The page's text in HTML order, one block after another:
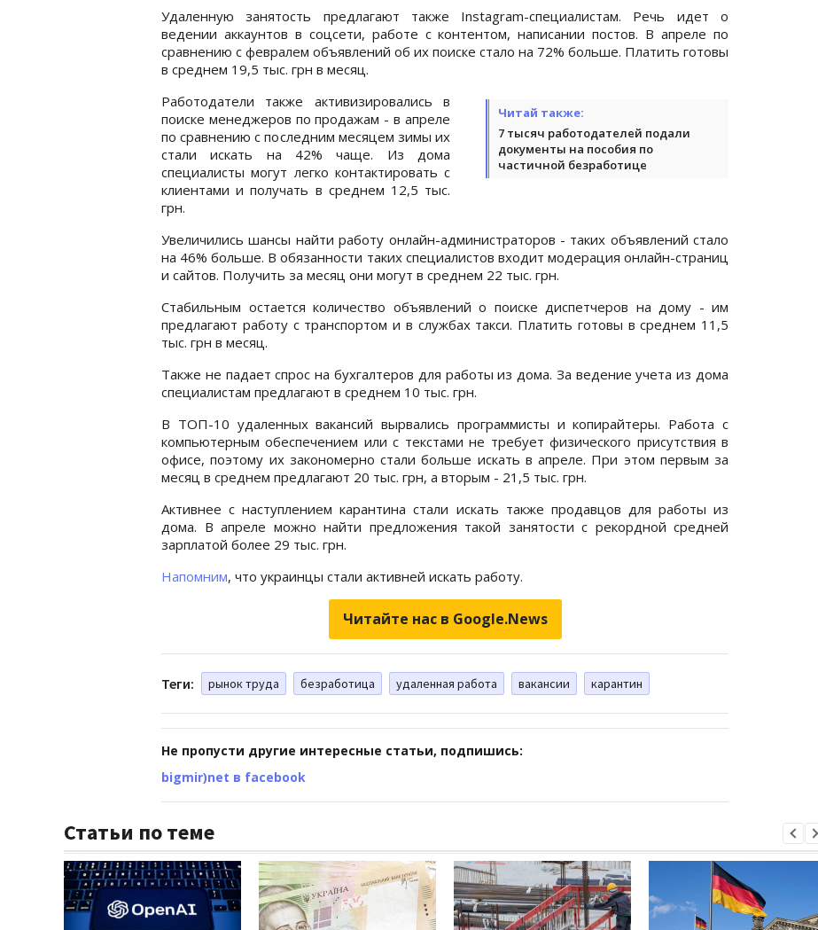
Удаленную занятость предлагают также Instagram-специалистам. Речь идет о
ведении аккаунтов в соцсети, работе с контентом, написании постов. В апреле по
сравнению с февралем объявлений об их поиске стало на 72% больше. Платить готовы
в среднем 19,5 тыс. грн в месяц.
Читай также:
7 тысяч работодателей подали
документы на пособия по
частичной безработице
Работодатели также активизировались в
поиске менеджеров по продажам - в апреле
по сравнению с последним месяцем зимы их
стали искать на 42% чаще. Из дома
специалисты могут легко контактировать с
клиентами и получать в среднем 12,5 тыс.
грн.
Увеличились шансы найти работу онлайн-администраторов - таких объявлений стало
на 46% больше. В обязанности таких специалистов входит модерация онлайн-страниц
и сайтов. Получить за месяц они могут в среднем 22 тыс. грн.
Стабильным остается количество объявлений о поиске диспетчеров на дому - им
предлагают работу с транспортом и в службах такси. Платить готовы в среднем 11,5
тыс. грн в месяц.
Также не падает спрос на бухгалтеров для работы из дома. За ведение учета из дома
специалистам предлагают в среднем 10 тыс. грн.
В ТОП-10 удаленных вакансий вырвались программисты и копирайтеры. Работа с
компьютерным обеспечением или с текстами не требует физического присутствия в
офисе, поэтому их закономерно стали больше искать в апреле. При этом первым за
месяц в среднем предлагают 20 тыс. грн, а вторым - 21,5 тыс. грн.
Активнее с наступлением карантина стали искать также продавцов для работы из
дома. В апреле можно найти предложения такой занятости с рекордной средней
зарплатой более 29 тыс. грн.
Напомним, что украинцы стали активней искать работу.
Читайте нас в Google.News
Теги: рынок труда безработица удаленная работа вакансии карантин
Не пропусти другие интересные статьи, подпишись:
bigmir)net в facebook
Статьи по теме